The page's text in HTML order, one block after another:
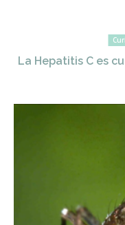
La Hepatitis C es